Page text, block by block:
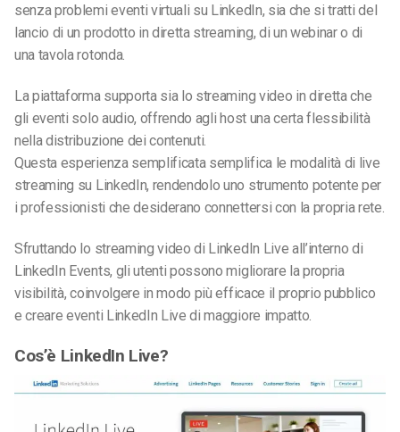
senza problemi eventi virtuali su LinkedIn, sia che si tratti del
lancio di un prodotto in diretta streaming, di un webinar o di
una tavola rotonda.
La piattaforma supporta sia lo streaming video in diretta che
gli eventi solo audio, offrendo agli host una certa flessibilità
nella distribuzione dei contenuti.
Questa esperienza semplificata semplifica le modalità di live
streaming su LinkedIn, rendendolo uno strumento potente per
i professionisti che desiderano connettersi con la propria rete.
Sfruttando lo streaming video di LinkedIn Live all’interno di
LinkedIn Events, gli utenti possono migliorare la propria
visibilità, coinvolgere in modo più efficace il proprio pubblico
e creare eventi LinkedIn Live di maggiore impatto.
Cos’è LinkedIn Live?